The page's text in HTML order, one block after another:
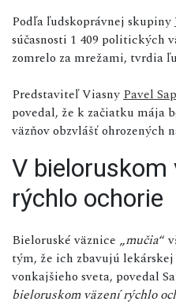
Podľa ľudskoprávnej skupiny
súčasnosti 1 409 politických
zomrelo za mrežami, tvrdia
Predstaviteľ Viasny Pavel
povedal, že k začiatku mája
väzňov obzvlášť ohrozených
V bieloruskom
rýchlo ochorie
Bieloruské väznice „mučia“
tým, že ich zbavujú
vonkajšieho sveta, povedal
bieloruskom väzení rýchlo